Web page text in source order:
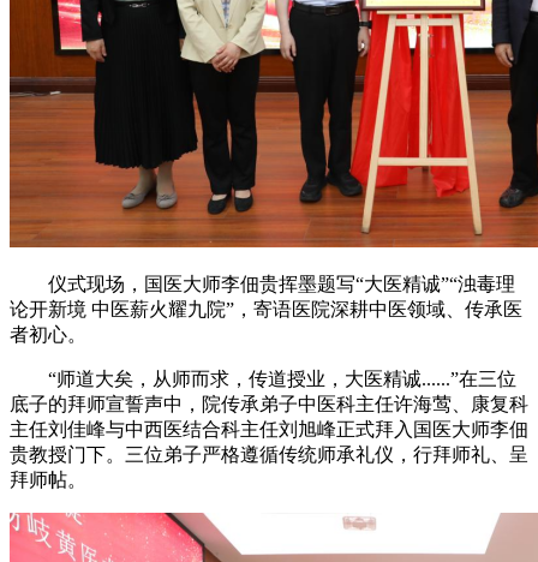
仪式现场，国医大师李佃贵挥墨题写“大医精诚”“浊毒理
论开新境 中医薪火耀九院”，寄语医院深耕中医领域、传承医
者初心。
“师道大矣，从师而求，传道授业，大医精诚......”在三位
底子的拜师宣誓声中，院传承弟子中医科主任许海莺、康复科
主任刘佳峰与中西医结合科主任刘旭峰正式拜入国医大师李佃
贵教授门下。三位弟子严格遵循传统师承礼仪，行拜师礼、呈
拜师帖。